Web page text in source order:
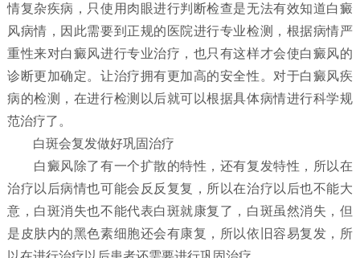
情复杂疾病，只使用肉眼进行判断检查是无法有效知道白癜
风病情，因此需要到正规的医院进行专业检测，根据病情严
重性来对白癜风进行专业治疗，也只有这样才会使白癜风的
诊断更加确定。让治疗拥有更加高的安全性。对于白癜风疾
病的检测，在进行检测以后就可以根据具体病情进行科学规
范治疗了。
白斑会复发做好巩固治疗
白癜风除了有一个扩散的特性，还有复发特性，所以在
治疗以后病情也可能会反反复复，所以在治疗以后也不能大
意，白斑消失也不能代表白斑就康复了，白斑虽然消失，但
是皮肤内的黑色素细胞还会有康复，所以依旧容易复发，所